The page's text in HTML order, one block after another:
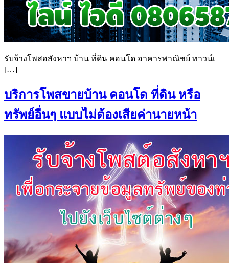
รับจ้างโพสอสังหาฯ บ้าน ที่ดิน คอนโด อาคารพาณิชย์ ทาวน์เ
[…]
บริการโพสขายบ้าน คอนโด ที่ดิน หรือ
ทรัพย์อื่นๆ แบบไม่ต้องเสียค่านายหน้า